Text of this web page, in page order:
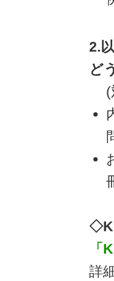
2.
ど
「
詳